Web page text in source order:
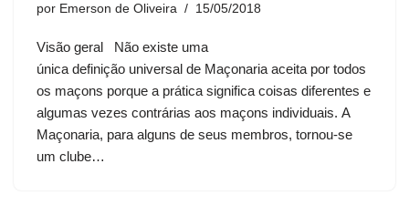
por Emerson de Oliveira 15/05/2018
Visão geral Não existe uma
única definição universal de Maçonaria aceita por todos
os maçons porque a prática significa coisas diferentes e
algumas vezes contrárias aos maçons individuais. A
Maçonaria, para alguns de seus membros, tornou-se
um clube…